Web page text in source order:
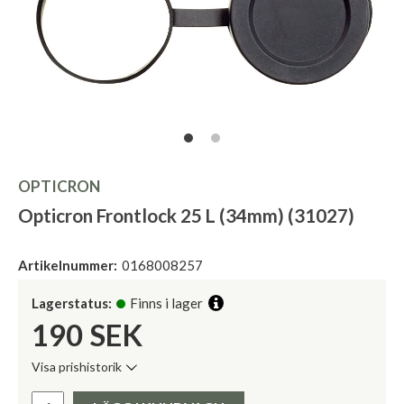
OPTICRON
Opticron Frontlock 25 L (34mm) (31027)
Artikelnummer: 0168008257
Lagerstatus: Finns i lager
190 SEK
Visa prishistorik
Pris: